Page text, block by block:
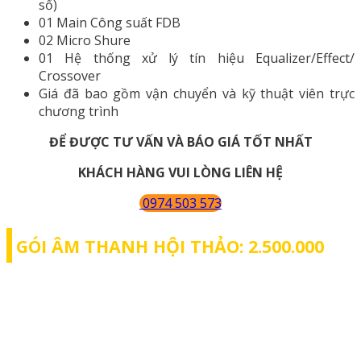
số)
01 Main Công suất FDB
02 Micro Shure
01 Hệ thống xử lý tín hiệu Equalizer/Effect/
Crossover
Giá đã bao gồm vận chuyển và kỹ thuật viên trực
chương trình
ĐỂ ĐƯỢC TƯ VẤN VÀ BÁO GIÁ TỐT NHẤT
KHÁCH HÀNG VUI LÒNG LIÊN HỆ
0974 503 573
GÓI ÂM THANH HỘI THẢO: 2.500.000